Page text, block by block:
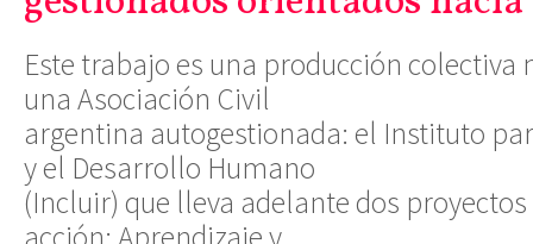
Este trabajo es una producción colectiva
una Asociación Civil
argentina autogestionada: el Instituto
y el Desarrollo Humano
(Incluir) que lleva adelante dos